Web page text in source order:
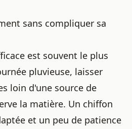
sans compliquer sa
est souvent le plus
pluvieuse, laisser
loin d'une source de
la matière. Un chiffon
et un peu de patience